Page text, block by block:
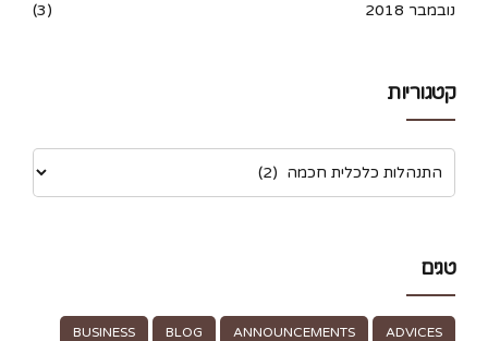
נובמבר 2018 (3)
קטגוריות
טגים
ADVICES
ANNOUNCEMENTS
BLOG
BUSINESS